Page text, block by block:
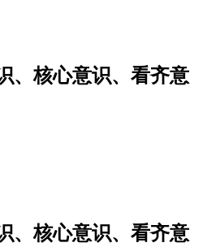
、核心意识、看齐意
、核心意识、看齐意